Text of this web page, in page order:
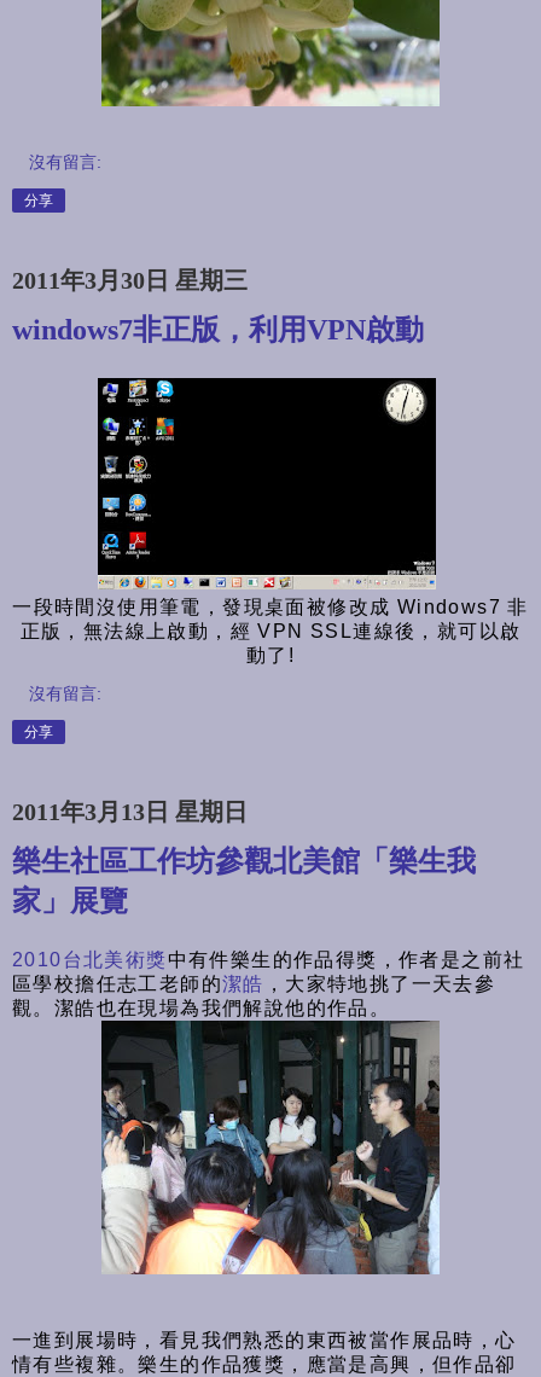
沒有留言:
分享
2011年3月30日 星期三
windows7非正版，利用VPN啟動
一段時間沒使用筆電，發現桌面被修改成 Windows7 非
正版，無法線上啟動，經 VPN SSL連線後，就可以啟
動了!
沒有留言:
分享
2011年3月13日 星期日
樂生社區工作坊參觀北美館「樂生我
家」展覽
2010台北美術獎 中有件樂生的作品得獎，作者是之前社
區學校擔任志工老師的潔皓 ，大家特地挑了一天去參
觀。潔皓也在現場為我們解說他的作品。
一進到展場時，看見我們熟悉的東西被當作展品時，心
情有些複雜。樂生的作品獲獎，應當是高興，但作品卻